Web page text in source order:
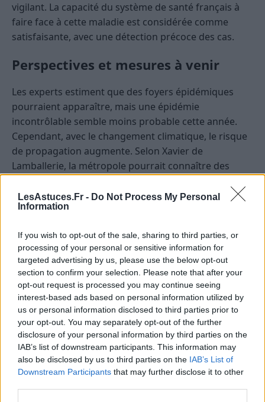
LesAstuces.Fr - Do Not Process My Personal
Information
If you wish to opt-out of the sale, sharing to third parties, or
processing of your personal or sensitive information for
targeted advertising by us, please use the below opt-out
section to confirm your selection. Please note that after your
opt-out request is processed you may continue seeing
interest-based ads based on personal information utilized by
us or personal information disclosed to third parties prior to
your opt-out. You may separately opt-out of the further
disclosure of your personal information by third parties on the
IAB’s list of downstream participants. This information may
also be disclosed by us to third parties on the IAB’s List of
Downstream Participants that may further disclose it to other
vigilant. La capacité du système de santé français à
faire face à cette maladie est considérée comme
satisfaisante, avec une détection précoce des cas.
Perspectives et mesures à venir
Les experts estiment que des foyers épidémiques
pourraient apparaître, mais une épidémie
incontrôlable semble moins probable cette année.
Cependant, avec le changement climatique, le risque
de propagation augmente. Selon Xavier de
Lamballerie, la métropole pourrait connaître des
Les températures élevées et la prolifération du
français, accentuent ce risque. Cet insecte, très
invasif, peut pondre des œufs résistants pendant des
mois, rendant leur destruction difficile. Des efforts
sont en cours pour stériliser certains moustiques ou
en remplacer par des espèces incapables de
transmettre le virus.
Enfin, il est nécessaire de repenser nos habitats
urbains. Anna-Bella Failloux propose de favoriser
certaines plantes qui limitent la présence du